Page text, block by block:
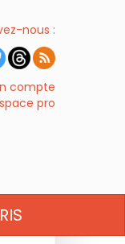
nous :
compte
pro